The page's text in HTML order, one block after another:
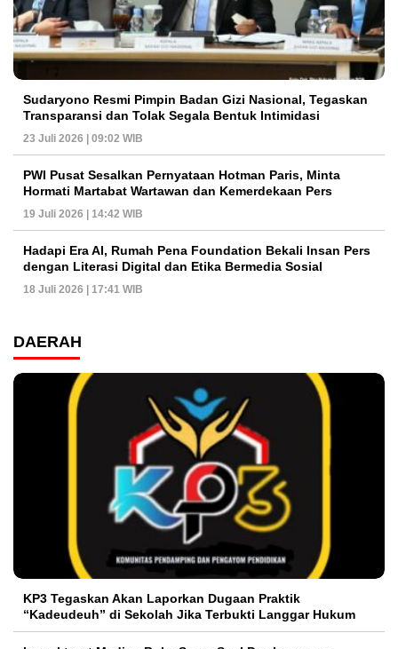
Sudaryono Resmi Pimpin Badan Gizi Nasional, Tegaskan
Transparansi dan Tolak Segala Bentuk Intimidasi
23 Juli 2026 | 09:02 WIB
PWI Pusat Sesalkan Pernyataan Hotman Paris, Minta
Hormati Martabat Wartawan dan Kemerdekaan Pers
19 Juli 2026 | 14:42 WIB
Hadapi Era AI, Rumah Pena Foundation Bekali Insan Pers
dengan Literasi Digital dan Etika Bermedia Sosial
18 Juli 2026 | 17:41 WIB
DAERAH
KP3 Tegaskan Akan Laporkan Dugaan Praktik
“Kadeudeuh” di Sekolah Jika Terbukti Langgar Hukum